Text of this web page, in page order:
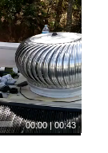
00:00|00:43